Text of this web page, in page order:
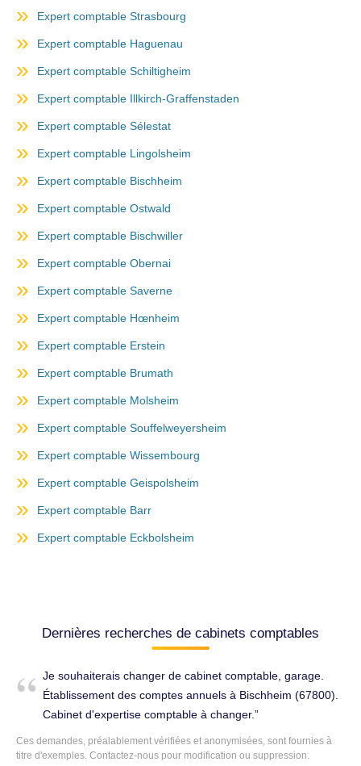
Expert comptable Strasbourg
Expert comptable Haguenau
Expert comptable Schiltigheim
Expert comptable Illkirch-Graffenstaden
Expert comptable Sélestat
Expert comptable Lingolsheim
Expert comptable Bischheim
Expert comptable Ostwald
Expert comptable Bischwiller
Expert comptable Obernai
Expert comptable Saverne
Expert comptable Hœnheim
Expert comptable Erstein
Expert comptable Brumath
Expert comptable Molsheim
Expert comptable Souffelweyersheim
Expert comptable Wissembourg
Expert comptable Geispolsheim
Expert comptable Barr
Expert comptable Eckbolsheim
Dernières recherches de cabinets comptables
Je souhaiterais changer de cabinet comptable, garage.
Établissement des comptes annuels à Bischheim (67800).
Cabinet d'expertise comptable à changer.
Ces demandes, préalablement vérifiées et anonymisées, sont fournies à
titre d'exemples. Contactez-nous pour modification ou suppression.